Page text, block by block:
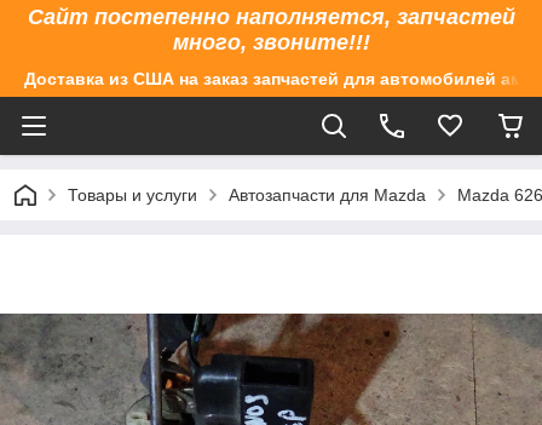
Сайт постепенно наполняется, запчастей
много, звоните!!!
Доставка из США на заказ запчастей для автомобилей
Товары и услуги Автозапчасти для Mazda Mazda